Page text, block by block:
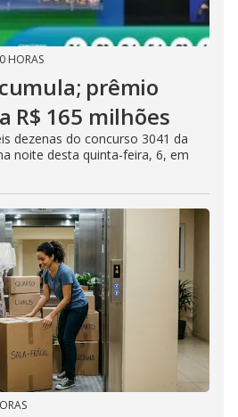
HORAS
prêmio
R$ 165 milhões
dezenas do concurso 3041 da
noite desta quinta-feira, 6, em